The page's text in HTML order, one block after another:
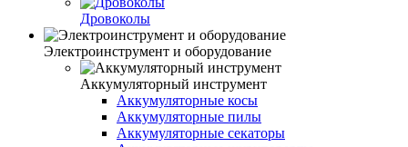
Дровоколы
Электроинструмент и оборудование
Аккумуляторный инструмент
Аккумуляторные косы
Аккумуляторные пилы
Аккумуляторные секаторы